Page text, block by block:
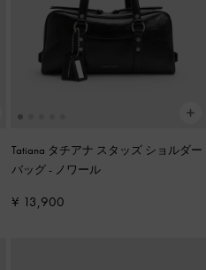
Tatiana タチアナ スタッズ ショルダー
バッグ- ノワール
¥ 13,900